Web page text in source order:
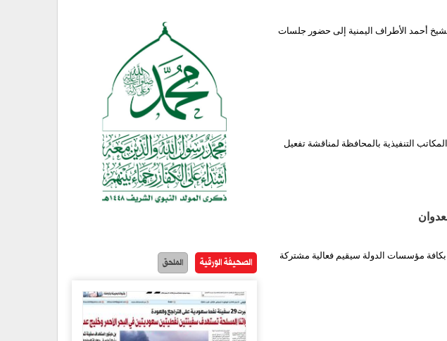
أحمد الأطراف اليمنية إلى حضور جلسات
التنفيذية بالمحافظة لمناقشة تفعيل
بكافة مؤسسات الدولة سيقيم فعالية مشتركة
الصحيفة الورقية الملحق